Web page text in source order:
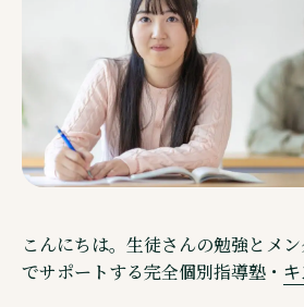
ご相談・見学予約・資料
企業情報
こんにちは。生徒さんの勉強とメ
でサポートする完全個別指導塾・